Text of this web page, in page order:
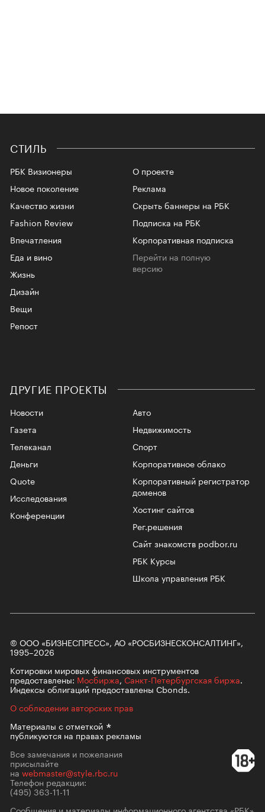
СТИЛЬ
РБК Визионеры
Новое поколение
Качество жизни
Fashion Review
Впечатления
Еда и вино
Жизнь
Дизайн
Вещи
Репост
О проекте
Реклама
Скрыть баннеры на РБК
Подписка на РБК
Корпоративная подписка
Перейти на полную
версию
ДРУГИЕ ПРОЕКТЫ
Новости
Газета
Телеканал
Авто
Недвижимость
Спорт
Корпоративное облако
Корпоративный регистратор
доменов
Хостинг сайтов
Рег.решения
Сайт знакомств podbor.ru
РБК Курсы
Школа управления РБК
Деньги
Quote
Исследования
Конференции
© ООО «БИЗНЕСПРЕСС», АО «РОСБИЗНЕСКОНСАЛТИНГ»,
1995–2026
Котировки мировых финансовых инструментов
предоставлены: Мосбиржа, Санкт-Петербургская биржа.
Индексы облигаций предоставлены Cbonds.
О соблюдении авторских прав
Материалы сотметкой
публикуются на правах рекламы
Все замечания и пожелания
присылайте
на webmaster@style.rbc.ru
Телефон редакции:
(495) 363-11-11